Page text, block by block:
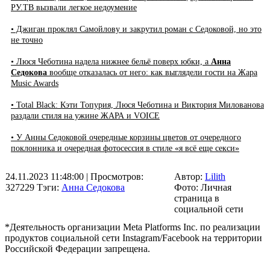
РУ.ТВ вызвали легкое недоумение
• Джиган проклял Самойлову и закрутил роман с Седоковой, но это
не точно
• Люся Чеботина надела нижнее бельё поверх юбки, а Анна
Седокова вообще отказалась от него: как выглядели гости на Жара
Music Awards
• Total Black: Кэти Топурия, Люся Чеботина и Виктория Милованова
раздали стиля на ужине ЖАРА и VOICE
• У Анны Седоковой очередные корзины цветов от очередного
поклонника и очередная фотосессия в стиле «я всё еще секси»
24.11.2023 11:48:00 | Просмотров:
327229 Тэги: Анна Седокова
Автор: Lilith
Фото: Личная
страница в
социальной сети
*Деятельность организации Meta Platforms Inc. по реализации
продуктов социальной сети Instagram/Facebook на территории
Российской Федерации запрещена.